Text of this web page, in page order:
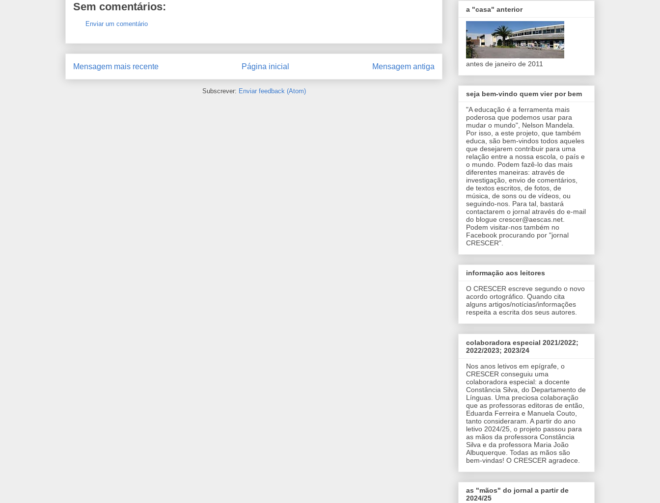
Sem comentários:
Enviar um comentário
Mensagem mais recente Mensagem antiga
Página inicial
Subscrever: Enviar feedback (Atom)
a "casa" anterior
antes de janeiro de 2011
seja bem-vindo quem vier por bem
"A educação é a ferramenta mais
poderosa que podemos usar para
mudar o mundo", Nelson Mandela.
Por isso, a este projeto, que também
educa, são bem-vindos todos aqueles
que desejarem contribuir para uma
relação entre a nossa escola, o país e
o mundo. Podem fazê-lo das mais
diferentes maneiras: através de
investigação, envio de comentários,
de textos escritos, de fotos, de
música, de sons ou de vídeos, ou
seguindo-nos. Para tal, bastará
contactarem o jornal através do e-mail
do blogue crescer@aescas.net.
Podem visitar-nos também no
Facebook procurando por "jornal
CRESCER".
informação aos leitores
O CRESCER escreve segundo o novo
acordo ortográfico. Quando cita
alguns artigos/notícias/informações
respeita a escrita dos seus autores.
colaboradora especial 2021/2022;
2022/2023; 2023/24
Nos anos letivos em epígrafe, o
CRESCER conseguiu uma
colaboradora especial: a docente
Constância Silva, do Departamento de
Línguas. Uma preciosa colaboração
que as professoras editoras de então,
Eduarda Ferreira e Manuela Couto,
tanto consideraram. A partir do ano
letivo 2024/25, o projeto passou para
as mãos da professora Constância
Silva e da professora Maria João
Albuquerque. Todas as mãos são
bem-vindas! O CRESCER agradece.
as "mãos" do jornal a partir de
2024/25